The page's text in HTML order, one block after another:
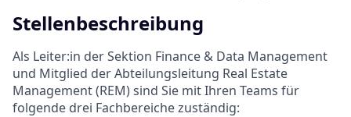
Stellenbeschreibung
Als Leiter:in der Sektion Finance & Data Management
und Mitglied der Abteilungsleitung Real Estate
Management (REM) sind Sie mit Ihren Teams für
folgende drei Fachbereiche zuständig: